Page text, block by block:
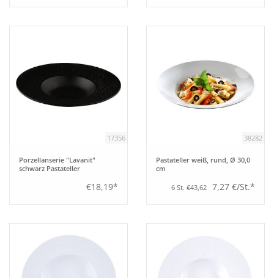
17356
Porzellanserie "Lavanit"
schwarz Pastateller
€18,19*
38282
Pastateller weiß, rund, Ø 30,0
cm
6 St. €43,62 7,27 €/St.*